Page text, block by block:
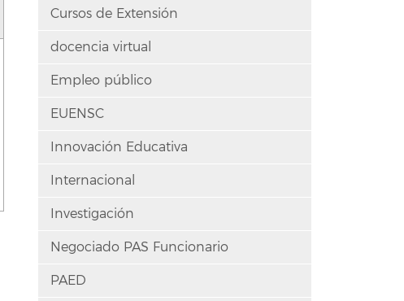
Cursos de Extensión
docencia virtual
Empleo público
EUENSC
Innovación Educativa
Internacional
Investigación
Negociado PAS Funcionario
PAED